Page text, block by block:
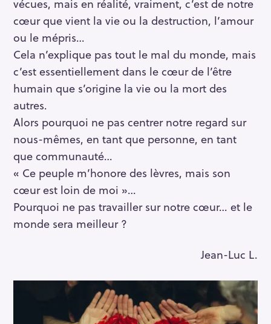
vécues, mais en réalité, vraiment, c’est de notre
cœur que vient la vie ou la destruction, l’amour
ou le mépris…
Cela n’explique pas tout le mal du monde, mais
c’est essentiellement dans le cœur de l’être
humain que s’origine la vie ou la mort des
autres.
Alors pourquoi ne pas centrer notre regard sur
nous-mêmes, en tant que personne, en tant
que communauté…
« Ce peuple m’honore des lèvres, mais son
cœur est loin de moi »…
Pourquoi ne pas travailler sur notre cœur… et le
monde sera meilleur ?
Jean-Luc L.